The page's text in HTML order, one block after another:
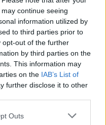
continue seeing
information utilized by
to third parties prior to
opt-out of the further
by third parties on the
This information may
on the IAB’s List of
further disclose it to other
Outs
sont plus
voiture citadine,
souvent beaucoup
d’acheter une
une simulation
faire votre choix.
économes